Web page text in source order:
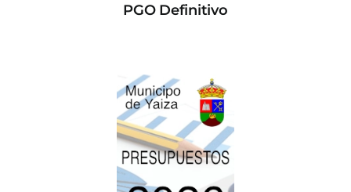
PGO Definitivo